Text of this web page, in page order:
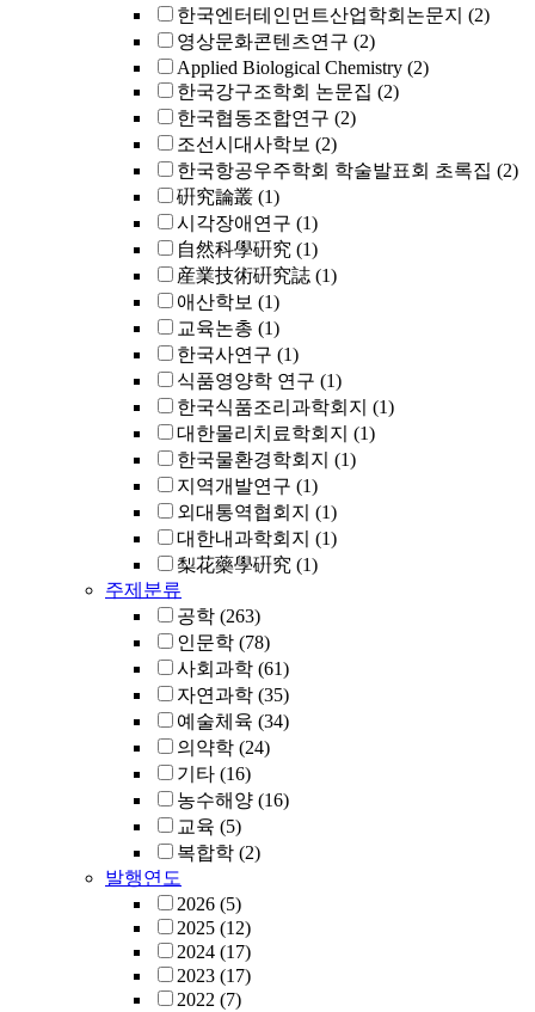
한국엔터테인먼트산업학회논문지 (2)
영상문화콘텐츠연구 (2)
Applied Biological Chemistry (2)
한국강구조학회 논문집 (2)
한국협동조합연구 (2)
조선시대사학보 (2)
한국항공우주학회 학술발표회 초록집 (2)
硏究論叢 (1)
시각장애연구 (1)
自然科學硏究 (1)
産業技術硏究誌 (1)
애산학보 (1)
교육논총 (1)
한국사연구 (1)
식품영양학 연구 (1)
한국식품조리과학회지 (1)
대한물리치료학회지 (1)
한국물환경학회지 (1)
지역개발연구 (1)
외대통역협회지 (1)
대한내과학회지 (1)
梨花藥學硏究 (1)
주제분류
공학 (263)
인문학 (78)
사회과학 (61)
자연과학 (35)
예술체육 (34)
의약학 (24)
기타 (16)
농수해양 (16)
교육 (5)
복합학 (2)
발행연도
2026 (5)
2025 (12)
2024 (17)
2023 (17)
2022 (7)